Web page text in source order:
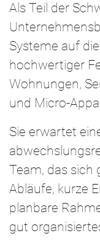
Als Teil der
Systeme auf
hochwertiger
Wohnungen,
und Micro-
Sie erwartet
Team, das sich
Abläufe, kurze
planbare
gut